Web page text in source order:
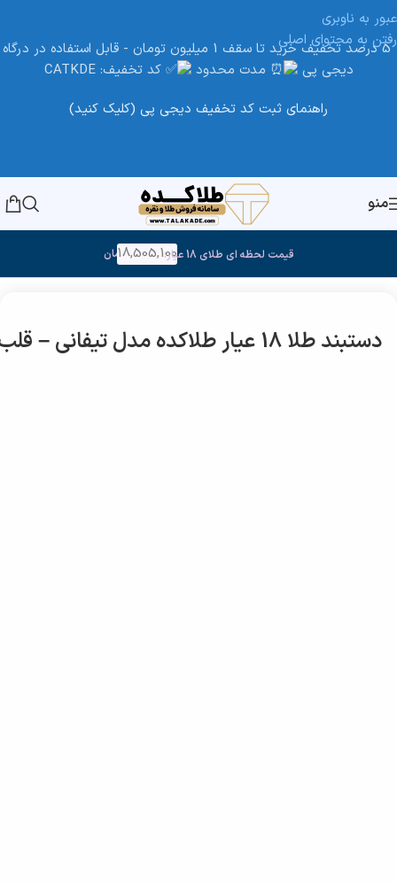
عبور به ناوبری
رفتن به محتوای اصلی
5 درصد تخفیف خرید تا سقف 1 میلیون تومان - قابل استفاده در درگاه
دیجی پی
مدت محدود
کد تخفیف: CATKDE
راهنمای ثبت کد تخفیف دیجی پی (کلیک کنید)
منو
تومان18,505,100 قیمت لحظه ای طلای 18 عیار:
دستبند طلا 18 عیار طلاکده مدل تیفانی – قلب کد 20